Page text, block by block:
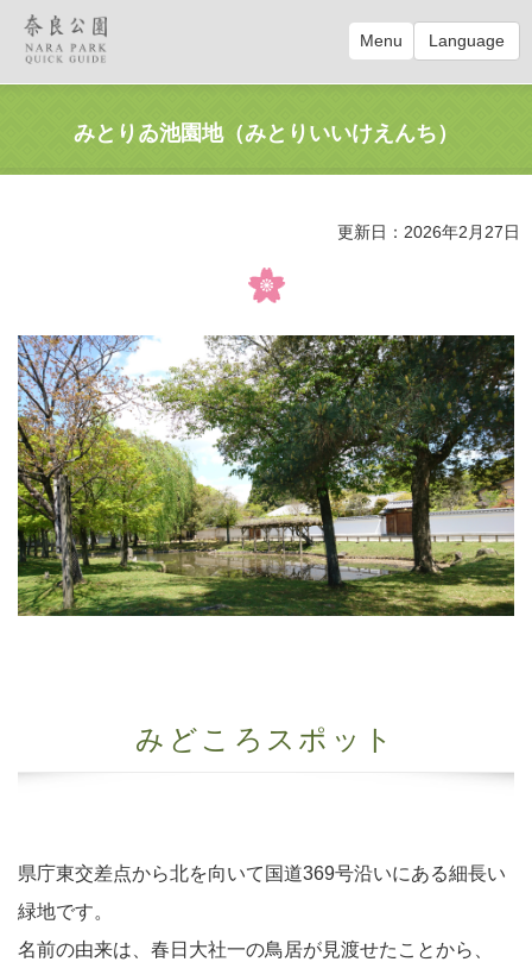
Menu Language
みとりゐ池園地（みとりいいけえんち）
更新日：2026年2月27日
みどころスポット
県庁東交差点から北を向いて国道369号沿いにある細長い
緑地です。
名前の由来は、春日大社一の鳥居が見渡せたことから、